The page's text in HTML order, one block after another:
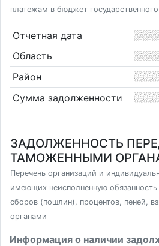
платежам в бюджет
Отчетная дата
Область
Район
Сумма задолженности
ЗАДОЛЖЕННОСТЬ
ТАМОЖЕННЫМИ
Перечень организаций и
имеющих неисполненную обязанность
сборов (пошлин), процентов, пеней,
органами
Информация о наличии